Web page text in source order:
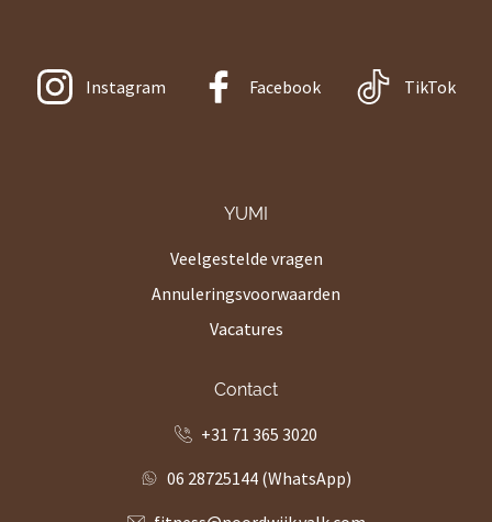
Instagram Facebook TikTok
YUMI
Veelgestelde vragen
Annuleringsvoorwaarden
Vacatures
Contact
+31 71 365 3020
06 28725144 (WhatsApp)